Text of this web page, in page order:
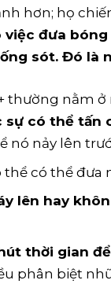
hơn; họ
việc đưa
sót. Đó là
thường nằm
sự có thể tấn
nó nảy lên
thể có thể đưa
lên hay
thời gian
phân biệt